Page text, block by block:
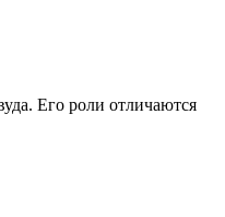
Его роли отличаются